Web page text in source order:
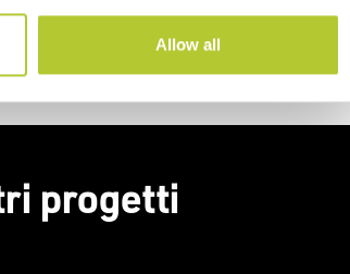
Allow all
progetti